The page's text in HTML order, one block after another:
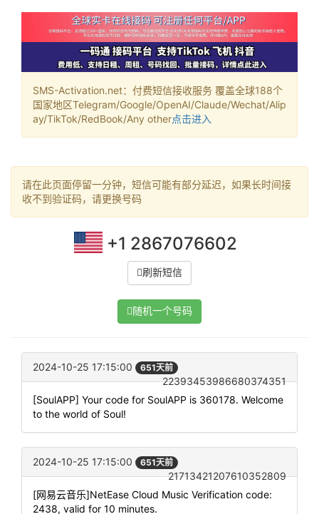
SMS-Activation.net：付费短信接收服务 覆盖全球188个
国家地区Telegram/Google/OpenAI/Claude/Wechat/Alip
ay/TikTok/RedBook/Any other点击进入
请在此页面停留一分钟，短信可能有部分延迟，如果长时间接
收不到验证码，请更换号码
+1 2867076602
刷新短信
随机一个号码
2024-10-25 17:15:00 651天前
22393453986680374351
[SoulAPP] Your code for SoulAPP is 360178. Welcome
to the world of Soul!
2024-10-25 17:15:00 651天前
21713421207610352809
[网易云音乐]NetEase Cloud Music Verification code:
2438, valid for 10 minutes.